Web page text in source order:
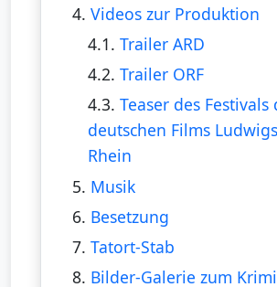
4. Videos zur Produktion
4.1.Trailer ARD
4.2.Trailer ORF
4.3.Teaser des Festivals
deutschen Films
Rhein
5. Musik
6. Besetzung
7. Tatort-Stab
8. Bilder-Galerie zum